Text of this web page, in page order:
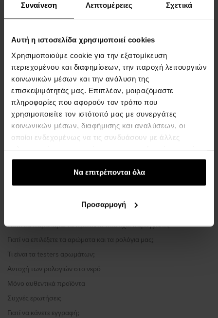
Συναίνεση Λεπτομέρειες Σχετικά
Αυτή η ιστοσελίδα χρησιμοποιεί cookies
Χρησιμοποιούμε cookie για την εξατομίκευση
περιεχομένου και διαφημίσεων, την παροχή λειτουργιών
κοινωνικών μέσων και την ανάλυση της
επισκεψιμότητάς μας. Επιπλέον, μοιραζόμαστε
πληροφορίες που αφορούν τον τρόπο που
χρησιμοποιείτε τον ιστότοπό μας με συνεργάτες
κοινωνικών μέσων, διαφήμισης και αναλύσεων, οι
οποίοι ενδεχομένως να τις συνδυάσουν με άλλες
έχουν συλλέξει σε σχέση με την από μέρους σας χρήση
των υπηρεσιών τους.Να επιτρέπονται όλα
Προσαρμογή
1
ΣΧΕΤΙΚΑ ΜΕ ΤΗΝ ΕΤΑΙΡΕΙΑ
Σχετικά με εμάς
ΦΟΡΜΑ ΕΠΙΚΟΙΝΩΝΙΑΣ
Επικοινωνία
ΤΑ ΠΑΝΤΑ ΓΙΑ ΤΙΣ ΑΓΟΡΕΣ
Πότε θα παραλάβω τα προϊόντα που έχω παραγγείλει;
Γιατί να επιλέξετε τα αρώματα και τα ρολόγια μας;
Τι είναι τα testers αρωμάτων;
Αντοχή των ρολογιών στο νερό
Μόνο αυθεντικά προϊόντα
Συχνές ερωτήσεις
Γιατί να κάνετε εγγραφή;